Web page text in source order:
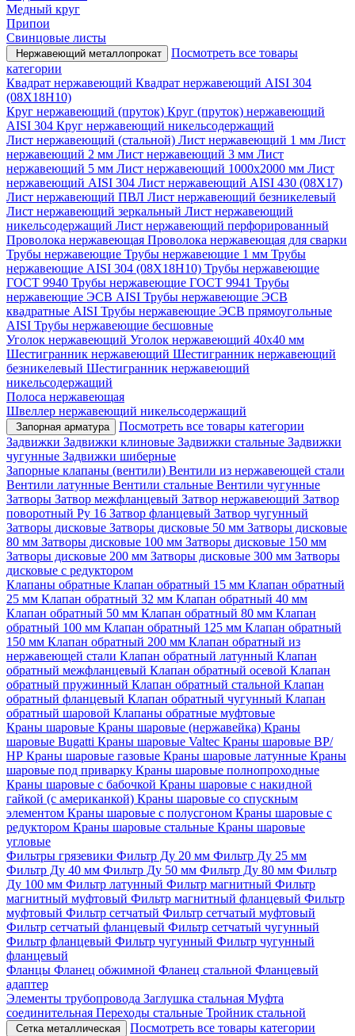
Медный круг
Припои
Свинцовые листы
Нержавеющий металлопрокат
Посмотреть все товары
категории
Квадрат нержавеющий Квадрат нержавеющий AISI 304
(08Х18Н10)
Круг нержавеющий (пруток) Круг (пруток) нержавеющий
AISI 304 Круг нержавеющий никельсодержащий
Лист нержавеющий (стальной) Лист нержавеющий 1 мм Лист
нержавеющий 2 мм Лист нержавеющий 3 мм Лист
нержавеющий 5 мм Лист нержавеющий 1000х2000 мм Лист
нержавеющий AISI 304 Лист нержавеющий AISI 430 (08Х17)
Лист нержавеющий ПВЛ Лист нержавеющий безникелевый
Лист нержавеющий зеркальный Лист нержавеющий
никельсодержащий Лист нержавеющий перфорированный
Проволока нержавеющая Проволока нержавеющая для сварки
Трубы нержавеющие Трубы нержавеющие 1 мм Трубы
нержавеющие AISI 304 (08Х18Н10) Трубы нержавеющие
ГОСТ 9940 Трубы нержавеющие ГОСТ 9941 Трубы
нержавеющие ЭСВ AISI Трубы нержавеющие ЭСВ
квадратные AISI Трубы нержавеющие ЭСВ прямоугольные
AISI Трубы нержавеющие бесшовные
Уголок нержавеющий Уголок нержавеющий 40x40 мм
Шестигранник нержавеющий Шестигранник нержавеющий
безникелевый Шестигранник нержавеющий
никельсодержащий
Полоса нержавеющая
Швеллер нержавеющий никельсодержащий
Запорная арматура
Посмотреть все товары категории
Задвижки Задвижки клиновые Задвижки стальные Задвижки
чугунные Задвижки шиберные
Запорные клапаны (вентили) Вентили из нержавеющей стали
Вентили латунные Вентили стальные Вентили чугунные
Затворы Затвор межфланцевый Затвор нержавеющий Затвор
поворотный Ру 16 Затвор фланцевый Затвор чугунный
Затворы дисковые Затворы дисковые 50 мм Затворы дисковые
80 мм Затворы дисковые 100 мм Затворы дисковые 150 мм
Затворы дисковые 200 мм Затворы дисковые 300 мм Затворы
дисковые с редуктором
Клапаны обратные Клапан обратный 15 мм Клапан обратный
25 мм Клапан обратный 32 мм Клапан обратный 40 мм
Клапан обратный 50 мм Клапан обратный 80 мм Клапан
обратный 100 мм Клапан обратный 125 мм Клапан обратный
150 мм Клапан обратный 200 мм Клапан обратный из
нержавеющей стали Клапан обратный латунный Клапан
обратный межфланцевый Клапан обратный осевой Клапан
обратный пружинный Клапан обратный стальной Клапан
обратный фланцевый Клапан обратный чугунный Клапан
обратный шаровой Клапаны обратные муфтовые
Краны шаровые Краны шаровые (нержавейка) Краны
шаровые Bugatti Краны шаровые Valtec Краны шаровые ВР/
НР Краны шаровые газовые Краны шаровые латунные Краны
шаровые под приварку Краны шаровые полнопроходные
Краны шаровые с бабочкой Краны шаровые с накидной
гайкой (с американкой) Краны шаровые со спускным
элементом Краны шаровые с полусгоном Краны шаровые с
редуктором Краны шаровые стальные Краны шаровые
угловые
Фильтры грязевики Фильтр Ду 20 мм Фильтр Ду 25 мм
Фильтр Ду 40 мм Фильтр Ду 50 мм Фильтр Ду 80 мм Фильтр
Ду 100 мм Фильтр латунный Фильтр магнитный Фильтр
магнитный муфтовый Фильтр магнитный фланцевый Фильтр
муфтовый Фильтр сетчатый Фильтр сетчатый муфтовый
Фильтр сетчатый фланцевый Фильтр сетчатый чугунный
Фильтр фланцевый Фильтр чугунный Фильтр чугунный
фланцевый
Фланцы Фланец обжимной Фланец стальной Фланцевый
адаптер
Элементы трубопровода Заглушка стальная Муфта
соединительная Переходы стальные Тройник стальной
Сетка металлическая
Посмотреть все товары категории